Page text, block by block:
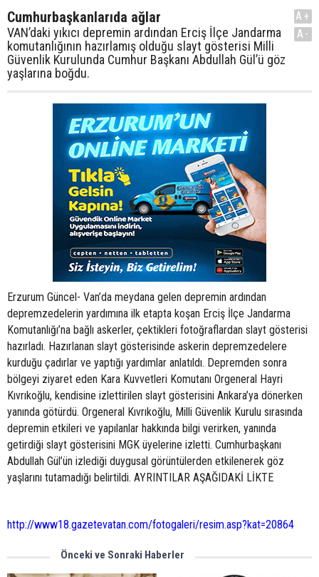
Cumhurbaşkanlarıda ağlar
VAN’daki yıkıcı depremin ardından Erciş İlçe Jandarma
komutanlığının hazırlamış olduğu slayt gösterisi Milli
Güvenlik Kurulunda Cumhur Başkanı Abdullah Gül’ü göz
yaşlarına boğdu.
A+
A-
Erzurum Güncel- Van’da meydana gelen depremin ardından
depremzedelerin yardımına ilk etapta koşan Erciş İlçe Jandarma
Komutanlığı’na bağlı askerler, çektikleri fotoğraflardan slayt gösterisi
hazırladı. Hazırlanan slayt gösterisinde askerin depremzedelere
kurduğu çadırlar ve yaptığı yardımlar anlatıldı. Depremden sonra
bölgeyi ziyaret eden Kara Kuvvetleri Komutanı Orgeneral Hayri
Kıvrıkoğlu, kendisine izlettirilen slayt gösterisini Ankara’ya dönerken
yanında götürdü. Orgeneral Kıvrıkoğlu, Milli Güvenlik Kurulu sırasında
depremin etkileri ve yapılanlar hakkında bilgi verirken, yanında
getirdiği slayt gösterisini MGK üyelerine izletti. Cumhurbaşkanı
Abdullah Gül’ün izlediği duygusal görüntülerden etkilenerek göz
yaşlarını tutamadığı belirtildi. AYRINTILAR AŞAĞIDAKİ LİKTE
http://www18.gazetevatan.com/fotogaleri/resim.asp?kat=20864
Önceki ve Sonraki Haberler